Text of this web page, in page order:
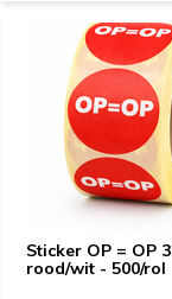
Sticker OP = OP
rood/wit - 500/rol